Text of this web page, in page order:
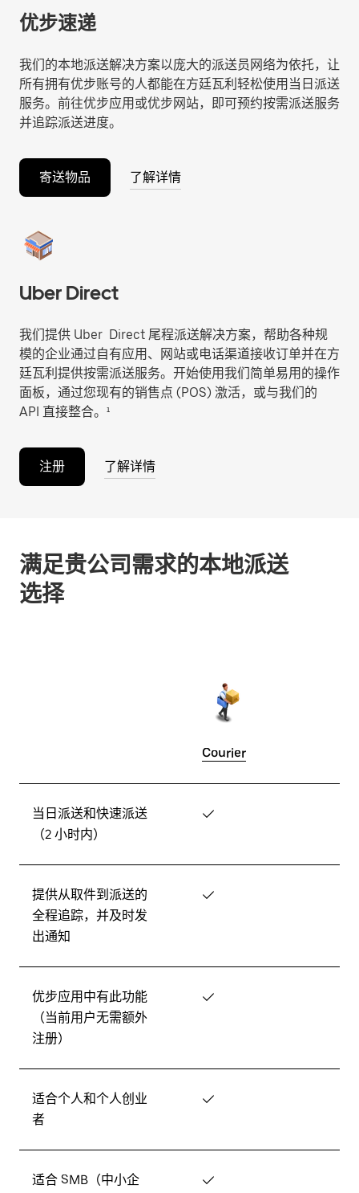
优步速递
我们的本地派送解决方案以庞大的派送员网络为依托，让
所有拥有优步账号的人都能在方廷瓦利轻松使用当日派送
服务。前往优步应用或优步网站，即可预约按需派送服务
并追踪派送进度。
寄送物品 了解详情
Uber Direct
我们提供 Uber Direct 尾程派送解决方案，帮助各种规
模的企业通过自有应用、网站或电话渠道接收订单并在方
廷瓦利提供按需派送服务。开始使用我们简单易用的操作
面板，通过您现有的销售点 (POS) 激活，或与我们的
API 直接整合。¹
注册 了解详情
满足贵公司需求的本地派送
选择
Courier
当日派送和快速派送
（2 小时内）
✓
提供从取件到派送的
全程追踪，并及时发
出通知
✓
优步应用中有此功能
（当前用户无需额外
注册）
✓
适合个人和个人创业
者
✓
适合 SMB（中小企 ✓